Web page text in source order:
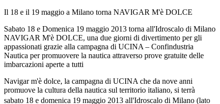
Il 18 e il 19 maggio a Milano torna NAVIGAR M'è DOLCE
Sabato 18 e Domenica 19 maggio 2013 torna all'Idroscalo di Milano
NAVIGAR M'è DOLCE, una due giorni di divertimento per gli
appassionati grazie alla campagna di UCINA – Confindustria
Nautica per promuovere la nautica attraverso prove gratuite delle
imbarcazioni aperte a tutti
Navigar m'è dolce, la campagna di UCINA che da nove anni
promuove la cultura della nautica sul territorio italiano, si terrà
sabato 18 e domenica 19 maggio 2013 all'Idroscalo di Milano (lato